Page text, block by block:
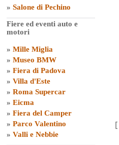
» Salone di Pechino
Fiere ed eventi auto e
motori
» Mille Miglia
» Museo BMW
» Fiera di Padova
» Villa d'Este
» Roma Supercar
» Eicma
» Fiera del Camper
» Parco Valentino
» Valli e Nebbie
[